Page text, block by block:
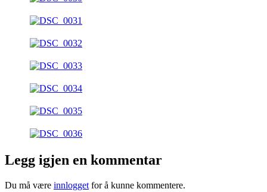
Legg igjen en kommentar
Du må være innlogget for å kunne kommentere.